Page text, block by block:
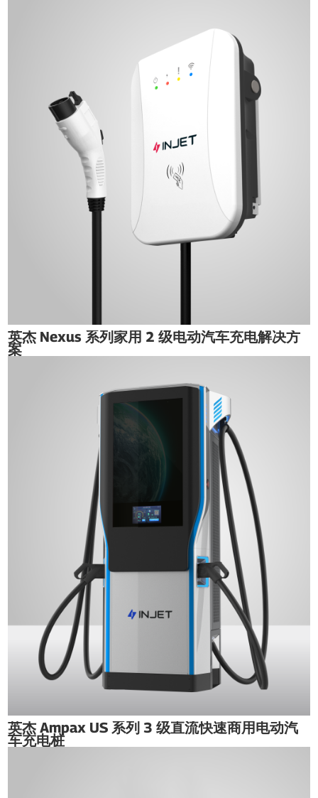
英杰 Nexus 系列家用 2 级电动汽车充电解决方
案
英杰 Ampax US 系列 3 级直流快速商用电动汽
车充电桩